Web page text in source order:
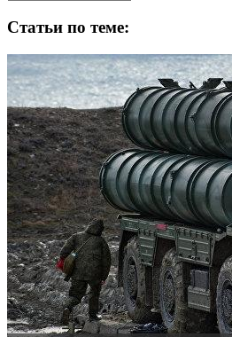
Статьи по теме: